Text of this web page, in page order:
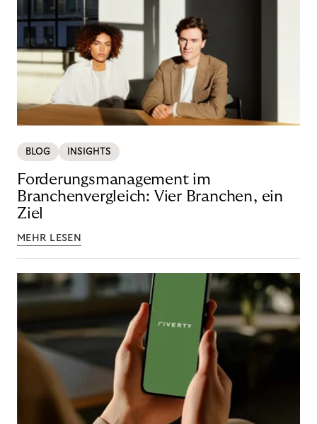
BLOG INSIGHTS
Forderungsmanagement im
Branchenvergleich: Vier Branchen, ein
Ziel
MEHR LESEN